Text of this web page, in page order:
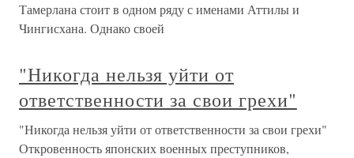
Тамерлана стоит в одном ряду с именами Аттилы и
Чингисхана. Однако своей
"Никогда нельзя уйти от
ответственности за свои грехи"
"Никогда нельзя уйти от ответственности за свои грехи"
Откровенность японских военных преступников,